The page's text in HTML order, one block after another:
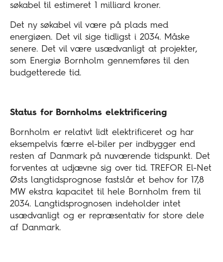
søkabel til estimeret 1 milliard kroner.
Det ny søkabel vil være på plads med
energiøen. Det vil sige tidligst i 2034. Måske
senere. Det vil være usædvanligt at projekter,
som Energiø Bornholm gennemføres til den
budgetterede tid.
Status for Bornholms elektrificering
Bornholm er relativt lidt elektrificeret og har
eksempelvis færre el-biler per indbygger end
resten af Danmark på nuværende tidspunkt. Det
forventes at udjævne sig over tid. TREFOR El-Net
Østs langtidsprognose fastslår et behov for 17,8
MW ekstra kapacitet til hele Bornholm frem til
2034. Langtidsprognosen indeholder intet
usædvanligt og er repræsentativ for store dele
af Danmark.